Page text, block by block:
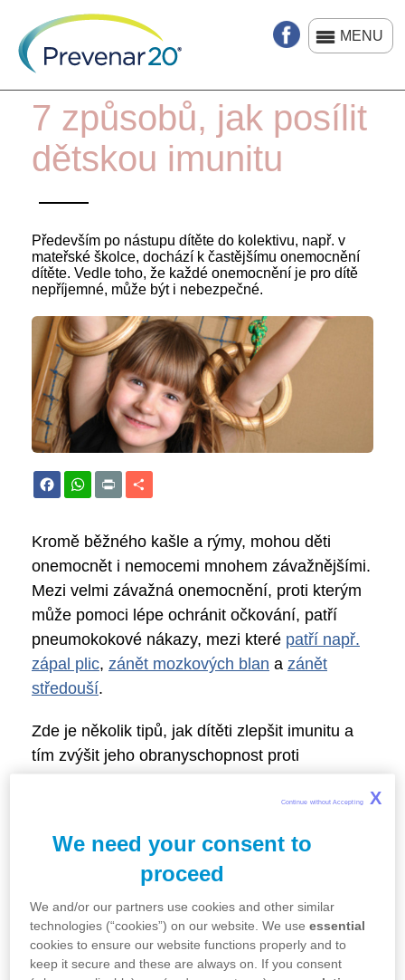
hlavnímu
obsahu
MENU
7 způsobů, jak posílit
dětskou imunitu
Především po nástupu dítěte do kolektivu, např. v
mateřské školce, dochází k častějšímu onemocnění
dítěte. Vedle toho, že každé onemocnění je pro dítě
nepříjemné, může být i nebezpečné.
Facebook
WhatsApp
Print
Kromě běžného kašle a rýmy, mohou děti
onemocnět i nemocemi mnohem závažnějšími.
Mezi velmi závažná onemocnění, proti kterým
může pomoci lépe ochránit očkování, patří
pneumokokové nákazy, mezi které patří např.
zápal plic, zánět mozkových blan a zánět
středouší.
Zde je několik tipů, jak dítěti zlepšit imunitu a
tím zvýšit jeho obranyschopnost proti
mrkev, zelené fazolky, pomeranče, jahody – ty
všechny obsahují látky stimulující imunitu, jakými
jsou vitamín C a karotenoidy. Tyto složky dokážou
v těle zvýšit produkci bílých krvinek, které se podílí
na obraně proti infekcím. Látky obsažené v ovoci a
zelenině mohou pomoci chránit i před závažnými
onemocněními, jako je např. rakovina a srdeční
nemoci v dospělosti. Doporučené množství ovoce
a zeleniny je pro děti 5 porcí denně, přičemž jedna
We need your consent to
proceed
We and/or our partners use cookies and other similar
technologies (“cookies”) on our website. We useessential
cookies to ensure our website functions properly and to
keep it secure and these are always on. If you consent
Continue without Accepting X